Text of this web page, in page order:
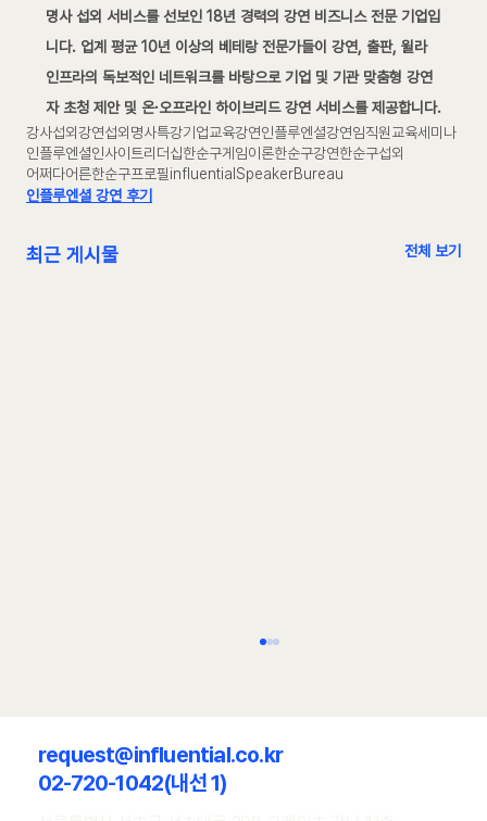
명사 섭외 서비스를 선보인 18년 경력의 강연 비즈니스 전문 기업입
니다. 업계 평균 10년 이상의 베테랑 전문가들이 강연, 출판, 윌라
인프라의 독보적인 네트워크를 바탕으로 기업 및 기관 맞춤형 강연
자 초청 제안 및 온·오프라인 하이브리드 강연 서비스를 제공합니다.
강사섭외강연섭외 명사특강기업교육강연인플루엔셜강연임직원교육세미나
인플루엔셜인사이트리더십한순구게임이론한순구강연한순구섭외
어쩌다어른한순구프로필influentialSpeakerBureau
인플루엔셜 강연 후기
최근 게시물 전체 보기
request@influential.co.kr
02-720-1042(내선 1)